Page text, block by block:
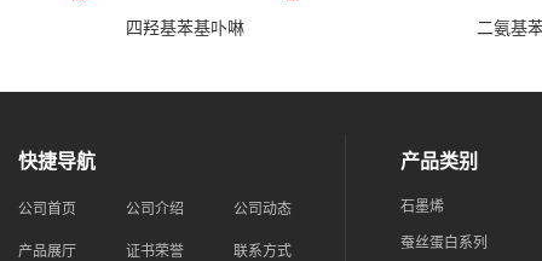
四羟基苯基卟啉 二氨基
快捷导航
公司首页 公司介绍 公司动态
产品展厅 证书荣誉 联系方式
产品类别
石墨烯
蚕丝蛋白系列